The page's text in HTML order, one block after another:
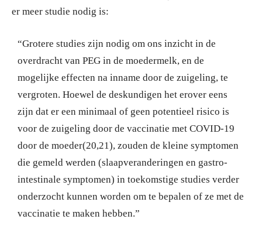
er meer studie nodig is:
“Grotere studies zijn nodig om ons inzicht in de
overdracht van PEG in de moedermelk, en de
mogelijke effecten na inname door de zuigeling, te
vergroten. Hoewel de deskundigen het erover eens
zijn dat er een minimaal of geen potentieel risico is
voor de zuigeling door de vaccinatie met COVID-19
door de moeder(20,21), zouden de kleine symptomen
die gemeld werden (slaapveranderingen en gastro-
intestinale symptomen) in toekomstige studies verder
onderzocht kunnen worden om te bepalen of ze met de
vaccinatie te maken hebben.”